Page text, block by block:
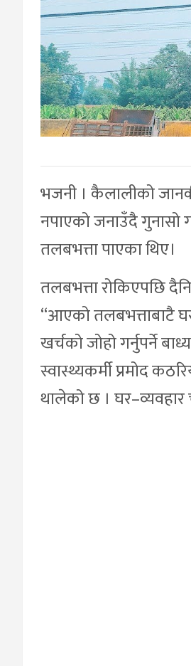
भजनी । कैलालीको
नपाएको जनाउँदै गुनासो
तलबभत्ता पाएका थिए।
तलबभत्ता रोकिएपछि
“आएको तलबभत्ताबाटै
खर्चको जोहो गर्नुपर्ने
स्वास्थ्यकर्मी प्रमोद
थालेको छ ।